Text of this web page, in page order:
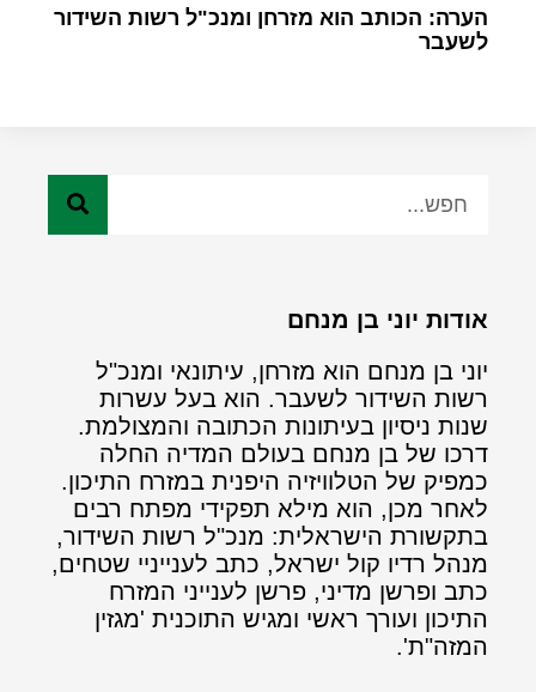
הערה: הכותב הוא מזרחן ומנכ"ל רשות השידור
לשעבר
אודות יוני בן מנחם
יוני בן מנחם הוא מזרחן, עיתונאי ומנכ"ל
רשות השידור לשעבר. הוא בעל עשרות
שנות ניסיון בעיתונות הכתובה והמצולמת.
דרכו של בן מנחם בעולם המדיה החלה
כמפיק של הטלוויזיה היפנית במזרח התיכון.
לאחר מכן, הוא מילא תפקידי מפתח רבים
בתקשורת הישראלית: מנכ"ל רשות השידור,
מנהל רדיו קול ישראל, כתב לענייניי שטחים,
כתב ופרשן מדיני, פרשן לענייני המזרח
התיכון ועורך ראשי ומגיש התוכנית 'מגזין
המזה"ת'.